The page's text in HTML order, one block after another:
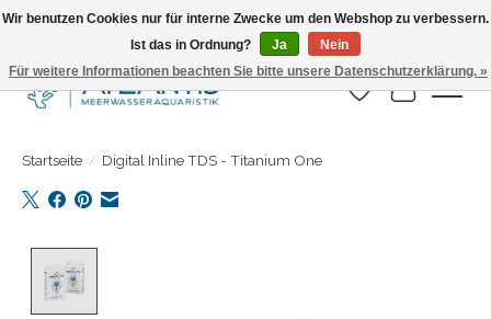
Täglicher Versand. Bestelle bis 15.00 Uhr
Wunschzettel
Ihr
Startseite / Digital Inline TDS - Titanium One
Wir benutzen Cookies nur für interne Zwecke um den Webshop zu verbessern.
Ist das in Ordnung?
Ja
Nein
Für weitere Informationen beachten Sie bitte unsere Datenschutzerklärung. »